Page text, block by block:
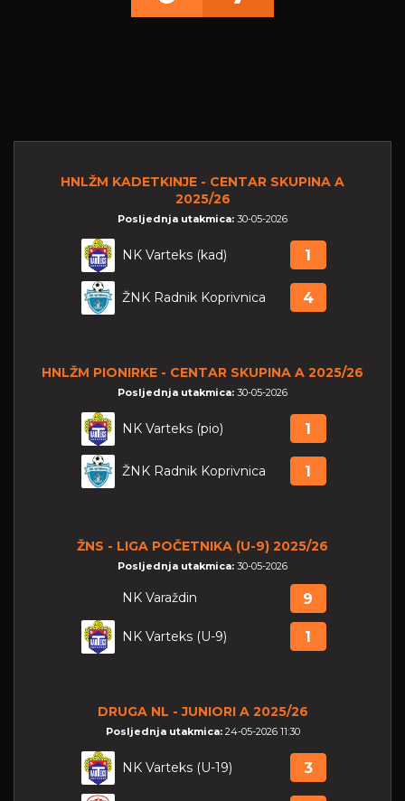
HNLŽM KADETKINJE - CENTAR SKUPINA A
2025/26
Posljednja utakmica: 30-05-2026
NK Varteks (kad) 1
ŽNK Radnik Koprivnica 4
HNLŽM PIONIRKE - CENTAR SKUPINA A 2025/26
Posljednja utakmica: 30-05-2026
NK Varteks (pio) 1
ŽNK Radnik Koprivnica 1
ŽNS - LIGA POČETNIKA (U-9) 2025/26
Posljednja utakmica: 30-05-2026
NK Varaždin 9
NK Varteks (U-9) 1
DRUGA NL - JUNIORI A 2025/26
Posljednja utakmica: 24-05-2026 11:30
NK Varteks (U-19) 3